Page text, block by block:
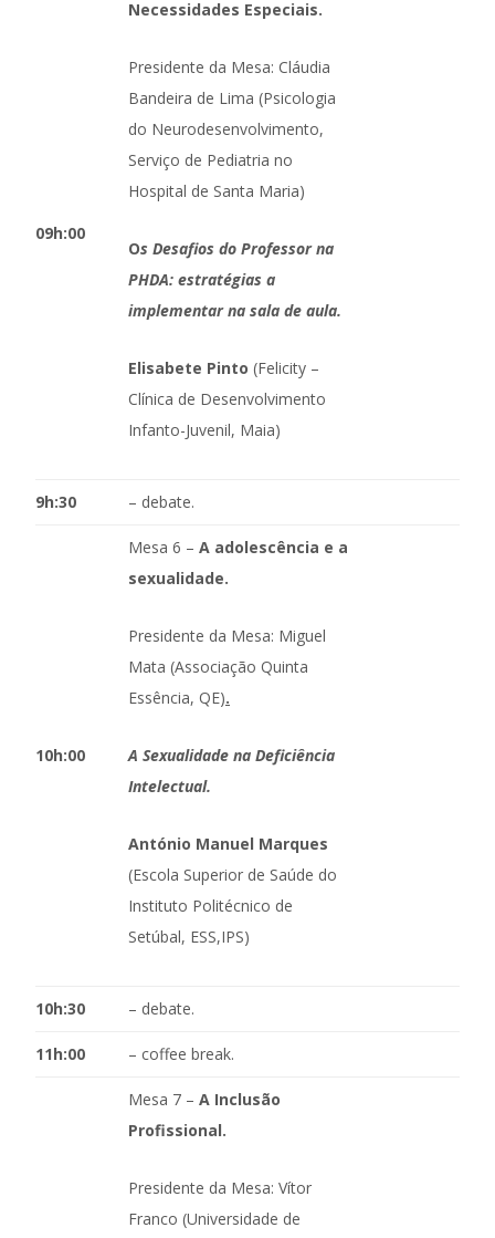
09h:00
Necessidades Especiais.
Presidente da Mesa: Cláudia
Bandeira de Lima (Psicologia
do Neurodesenvolvimento,
Serviço de Pediatria no
Hospital de Santa Maria)
Os Desafios do Professor na
PHDA: estratégias a
implementar na sala de aula.
Elisabete Pinto (Felicity –
Clínica de Desenvolvimento
Infanto-Juvenil, Maia)
9h:30 – debate.
10h:00
Mesa 6 – A adolescência e a
sexualidade.
Presidente da Mesa: Miguel
Mata (Associação Quinta
Essência, QE).
A Sexualidade na Deficiência
Intelectual.
António Manuel Marques
(Escola Superior de Saúde do
Instituto Politécnico de
Setúbal, ESS,IPS)
10h:30 – debate.
11h:00 – coffee break.
Mesa 7 – A Inclusão
Profissional.
Presidente da Mesa: Vítor
Franco (Universidade de